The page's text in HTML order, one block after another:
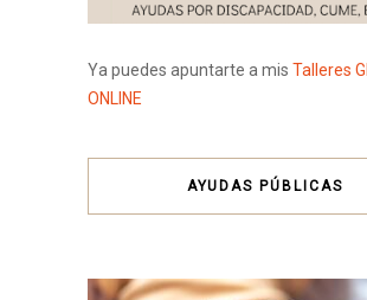
Ya puedes apuntarte a mis Talleres
ONLINE
AYUDAS PÚBLICAS